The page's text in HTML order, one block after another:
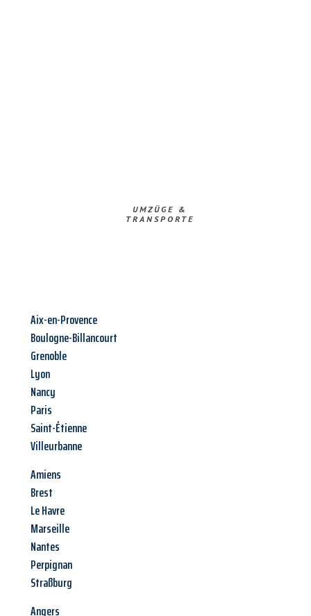
UMZÜGE &
TRANSPORTE
Aix-en-Provence
Boulogne-Billancourt
Grenoble
Lyon
Nancy
Paris
Saint-Étienne
Villeurbanne
Amiens
Brest
Le Havre
Marseille
Nantes
Perpignan
Straßburg
Angers